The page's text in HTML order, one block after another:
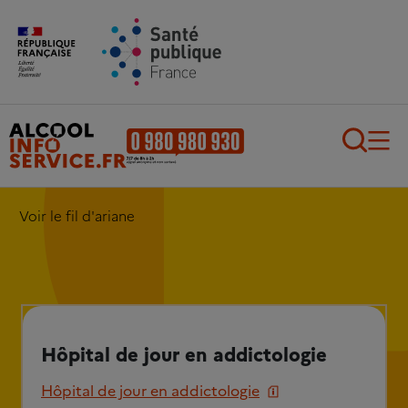
Aller au contenu principal
Voir le fil d'ariane
Hôpital de jour en addictologie
Hôpital de jour en addictologie